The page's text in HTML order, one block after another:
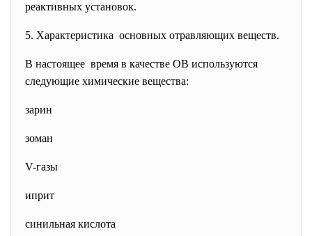
реактивных установок.
5. Характеристика основных отравляющих веществ.
В настоящее время в качестве ОВ используются
следующие химические вещества:
зарин
зоман
V-газы
иприт
синильная кислота